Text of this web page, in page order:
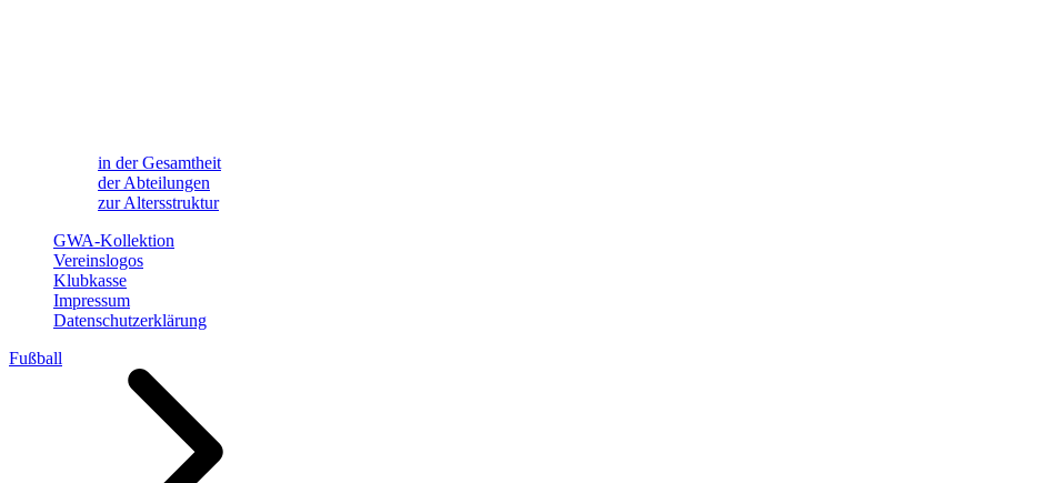
in der Gesamtheit
der Abteilungen
zur Altersstruktur
GWA-Kollektion
Vereinslogos
Klubkasse
Impressum
Datenschutzerklärung
Fußball